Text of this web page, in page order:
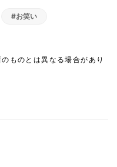
#お笑い
ものとは異なる場合があり